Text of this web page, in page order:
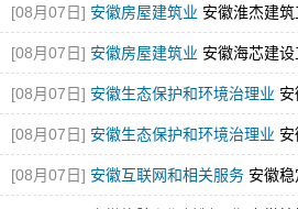
[08月07日] 安徽房屋建筑业 安徽淮杰建
[08月07日] 安徽房屋建筑业 安徽海芯建
[08月07日] 安徽生态保护和环境治理业
[08月07日] 安徽生态保护和环境治理业
[08月07日] 安徽互联网和相关服务 安徽